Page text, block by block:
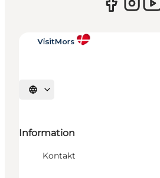
Vælg sprog
Information
Kontakt